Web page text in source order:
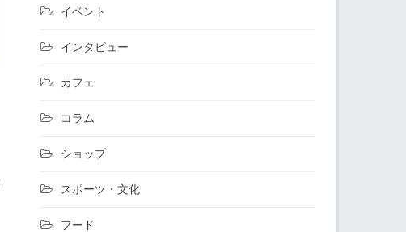
イベント
インタビュー
カフェ
コラム
ショップ
スポーツ・文化
フード